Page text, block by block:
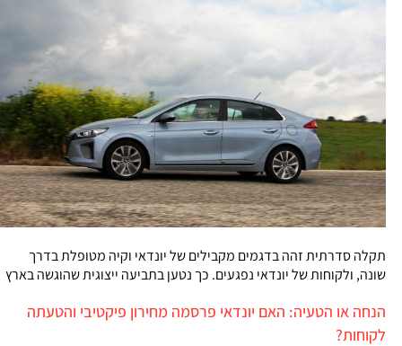
תקלה סדרתית זהה בדגמים מקבילים של יונדאי וקיה מטופלת בדרך
שונה, ולקוחות של יונדאי נפגעים. כך נטען בתביעה ייצוגית שהוגשה בארץ
הנחה או הטעיה: האם יונדאי פרסמה מחירון פיקטיבי והטעתה
לקוחות?